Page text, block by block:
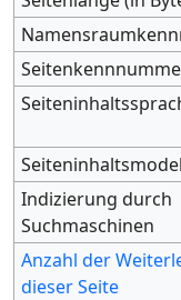
Indizierung durch
Suchmaschinen
Anzahl der
dieser Seite